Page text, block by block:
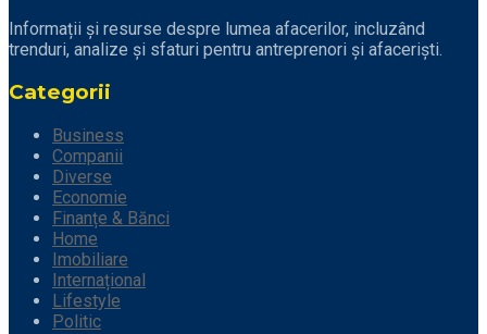
Informații și resurse despre lumea afacerilor, incluzând
trenduri, analize și sfaturi pentru antreprenori și afaceriști.
Categorii
Business
Companii
Diverse
Economie
Finanțe & Bănci
Home
Imobiliare
Internațional
Lifestyle
Politic